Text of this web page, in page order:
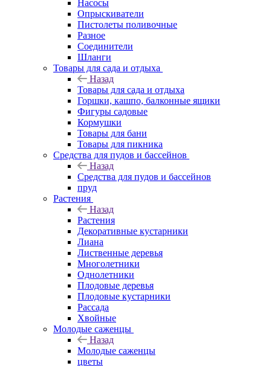
Насосы
Опрыскиватели
Пистолеты поливочные
Разное
Соединители
Шланги
Товары для сада и отдыха
Назад
Товары для сада и отдыха
Горшки, кашпо, балконные ящики
Фигуры садовые
Кормушки
Товары для бани
Товары для пикника
Средства для пудов и бассейнов
Назад
Средства для пудов и бассейнов
пруд
Растения
Назад
Растения
Декоративные кустарники
Лиана
Лиственные деревья
Многолетники
Однолетники
Плодовые деревья
Плодовые кустарники
Рассада
Хвойные
Молодые саженцы
Назад
Молодые саженцы
цветы